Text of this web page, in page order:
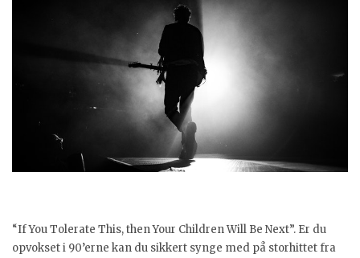
“If You Tolerate This, then Your Children Will Be Next”. Er du
opvokset i 90’erne kan du sikkert synge med på storhittet fra